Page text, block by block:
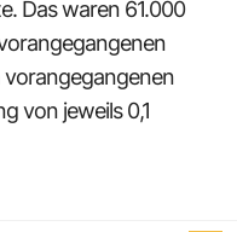
Das waren 61.000
vorangegangenen
von jeweils 0,1